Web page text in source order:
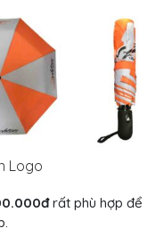
Logo
rất phù hợp để